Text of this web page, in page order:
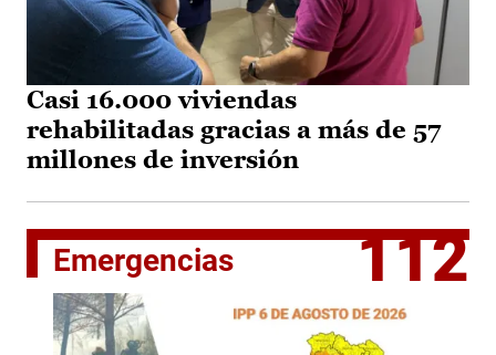
Casi 16.000 viviendas
rehabilitadas gracias a más de 57
millones de inversión
Emergencias 112